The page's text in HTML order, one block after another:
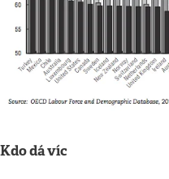
Kdo dá víc